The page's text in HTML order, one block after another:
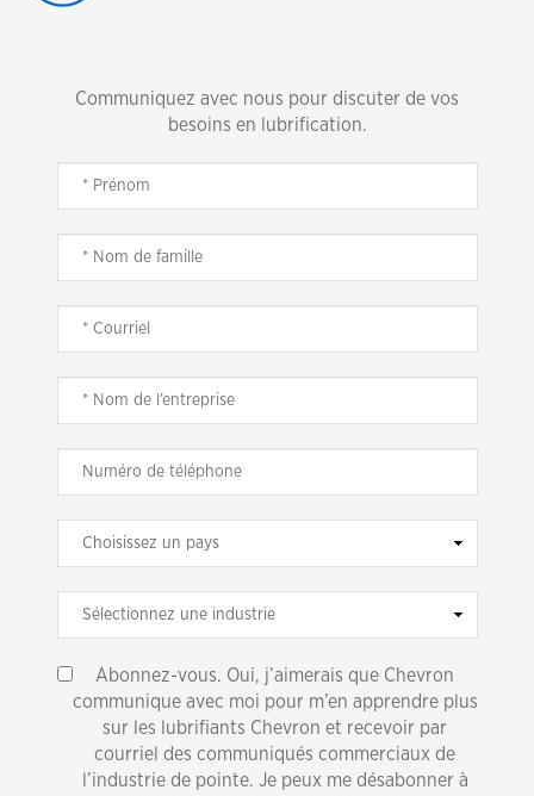
Communiquez avec nous pour discuter de vos
besoins en lubrification.
Abonnez-vous. Oui, j’aimerais que Chevron
communique avec moi pour m’en apprendre plus
sur les lubrifiants Chevron et recevoir par
courriel des communiqués commerciaux de
l’industrie de pointe. Je peux me désabonner à